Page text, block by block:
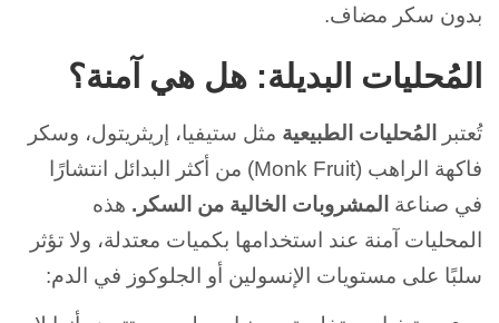
بدون سكر مضاف.
المُحليات البديلة: هل هي آمنة؟
تُعتبر المُحليات الطبيعية مثل ستيفيا، إريثريتول، وسكر
فاكهة الراهب (Monk Fruit) من أكثر البدائل انتشارًا
في صناعة المشروبات الخالية من السكر. هذه
المحليات آمنة عند استخدامها بكميات معتدلة، ولا تؤثر
سلبًا على مستويات الإنسولين أو الجلوكوز في الدم: